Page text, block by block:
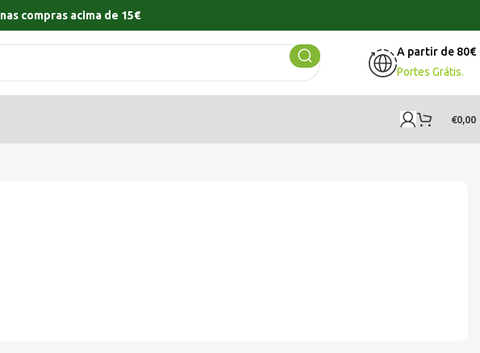
nas compras acima de 15€
A partir de 80€
Portes Grátis.
€0,00